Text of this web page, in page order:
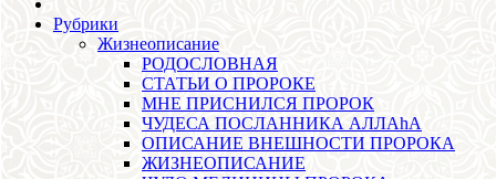
Рубрики
Жизнеописание
РОДОСЛОВНАЯ
СТАТЬИ О ПРОРОКЕ
МНЕ ПРИСНИЛСЯ ПРОРОК
ЧУДЕСА ПОСЛАННИКА АЛЛАhА
ОПИСАНИЕ ВНЕШНОСТИ ПРОРОКА
ЖИЗНЕОПИСАНИЕ